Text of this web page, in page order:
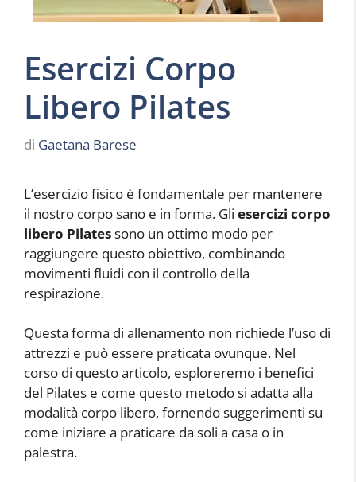
Esercizi Corpo
Libero Pilates
di Gaetana Barese
L’esercizio fisico è fondamentale per mantenere
il nostro corpo sano e in forma. Gli esercizi corpo
libero Pilatessono un ottimo modo per
raggiungere questo obiettivo, combinando
movimenti fluidi con il controllo della
respirazione.
Questa forma di allenamento non richiede l’uso di
attrezzi e può essere praticata ovunque. Nel
corso di questo articolo, esploreremo i benefici
del Pilates e come questo metodo si adatta alla
modalità corpo libero, fornendo suggerimenti su
come iniziare a praticare da soli a casa o in
palestra.